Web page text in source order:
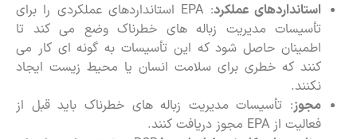
استانداردهای عملکرد
: EPA استانداردهای عملکردی را برای
تأسیسات مدیریت زباله های خطرناک وضع می کند تا
اطمینان حاصل شود که این تأسیسات به گونه ای کار می
کنند که خطری برای سلامت انسان یا محیط زیست ایجاد
نکنند.
مجوز: تأسیسات مدیریت زباله های خطرناک باید قبل از
فعالیت از EPA مجوز دریافت کنند.